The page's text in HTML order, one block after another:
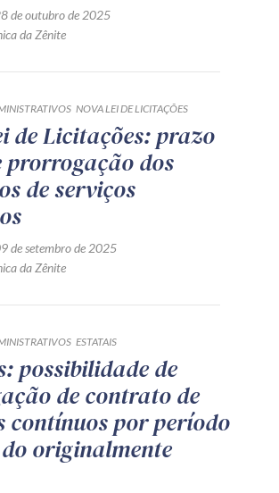
de outubro de 2025
da Zênite
NOVA LEI DE LICITAÇÕES
de Licitações: prazo
prorrogação dos
de serviços
de setembro de 2025
da Zênite
ESTATAIS
possibilidade de
de contrato de
contínuos por período
originalmente